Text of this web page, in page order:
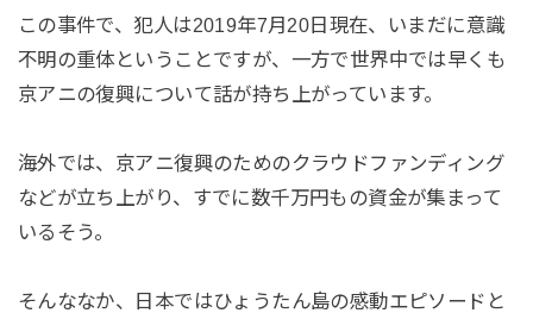
この事件で、犯人は2019年7月20日現在、いまだに意識
不明の重体ということですが、一方で世界中では早くも
京アニの復興について話が持ち上がっています。
海外では、京アニ復興のためのクラウドファンディング
などが立ち上がり、すでに数千万円もの資金が集まって
いるそう。
そんななか、日本ではひょうたん島の感動エピソードと